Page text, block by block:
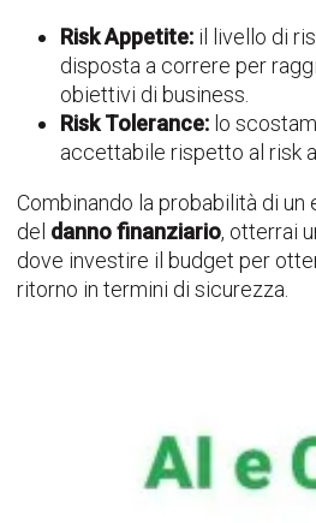
Risk Appetite:il livello di
disposta a correre per
obiettivi di business.
Risk Tolerance:lo scostam
accettabile rispetto al risk
Combinando la probabilità di un
del danno finanziario, otterrai
dove investire il budget per
ritorno in termini di sicurezza.